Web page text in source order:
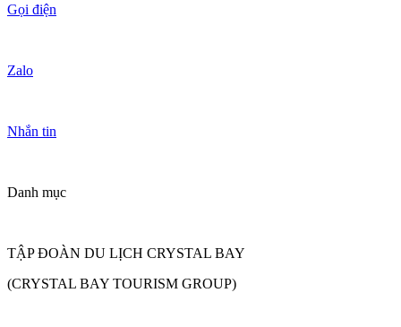
Gọi điện
Zalo
Nhắn tin
Danh mục
TẬP ĐOÀN DU LỊCH CRYSTAL BAY
(CRYSTAL BAY TOURISM GROUP)